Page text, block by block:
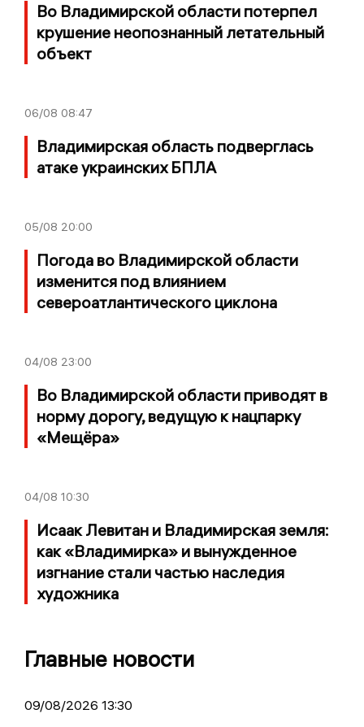
Во Владимирской области потерпел
крушение неопознанный летательный
объект
06/08 08:47
Владимирская область подверглась
атаке украинских БПЛА
05/08 20:00
Погода во Владимирской области
изменится под влиянием
североатлантического циклона
04/08 23:00
Во Владимирской области приводят в
норму дорогу, ведущую к нацпарку
«Мещёра»
04/08 10:30
Исаак Левитан и Владимирская земля:
как «Владимирка» и вынужденное
изгнание стали частью наследия
художника
Главные новости
09/08/2026 13:30